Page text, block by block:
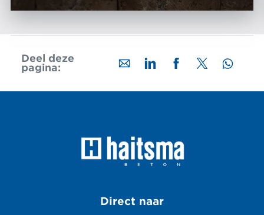
Deel deze
pagina:
Direct naar